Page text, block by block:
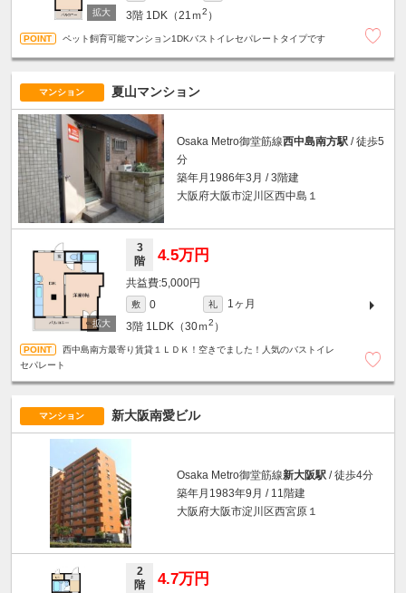
3階 1DK（21ｍ2 ）
ペット飼育可能マンション1DKバストイレセパレートタイプです
マンション 夏山マンション
Osaka Metro御堂筋線西中島南方駅 / 徒歩5
分
築年月1986年3月 / 3階建
大阪府大阪市淀川区西中島１
3
階
4.5万円
5,000円
敷 0 礼
1ヶ月
3階 1LDK（30ｍ2 ）
西中島南方最寄り賃貸１ＬＤＫ！空きでました！人気のバストイレ
セパレート
マンション 新大阪南愛ビル
Osaka Metro御堂筋線新大阪駅 / 徒歩4分
築年月1983年9月 / 11階建
大阪府大阪市淀川区西宮原１
2
階
4.7万円